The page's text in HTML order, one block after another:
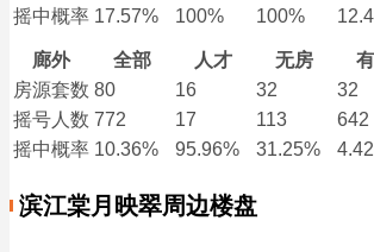
摇中概率 17.57% 100% 100%
廊外 全部 人才 无房
房源套数 80 16 32
32
摇号人数 772 17 113
642
摇中概率 10.36% 95.96% 31.25%
滨江棠月映翠周边楼盘